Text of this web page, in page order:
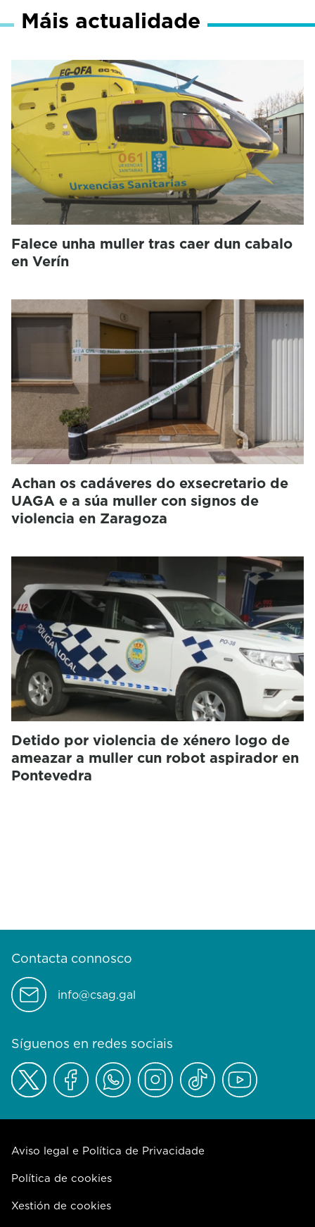
Máis actualidade
Falece unha muller tras caer dun cabalo
en Verín
Achan os cadáveres do exsecretario de
UAGA e a súa muller con signos de
violencia en Zaragoza
Detido por violencia de xénero logo de
ameazar a muller cun robot aspirador en
Pontevedra
Contacta connosco
info@csag.gal
Síguenos en redes sociais
Aviso legal e Política de Privacidade
Política de cookies
Xestión de cookies